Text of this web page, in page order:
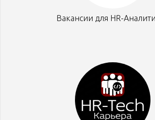
Вакансии для HR-